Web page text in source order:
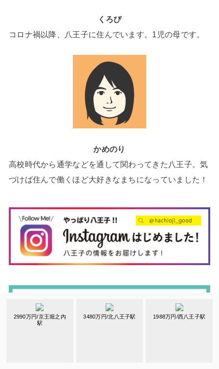
2990万円/京王堀之内
駅
3480万円/北八王子駅 1988万円/西八王子駅
くろぴ
コロナ禍以降、八王子に住んでいます。1児の母です。
かめのり
高校時代から通学などを通して関わってきた八王子。気
づけば住んで働くほど大好きなまちになっていました！